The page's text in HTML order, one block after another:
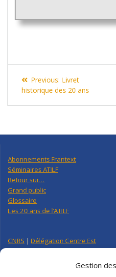
Gestion
Navigation
de
Previous: Previous
post:
Livret
historique des 20 ans
Abonnements Frantext
Séminaires ATILF
Retour sur…
Grand public
Glossaire
Les 20 ans de l’ATILF
CNRS | Délégation Centre Est
Université de Lorraine
CNRS Hebdo Centre-Est